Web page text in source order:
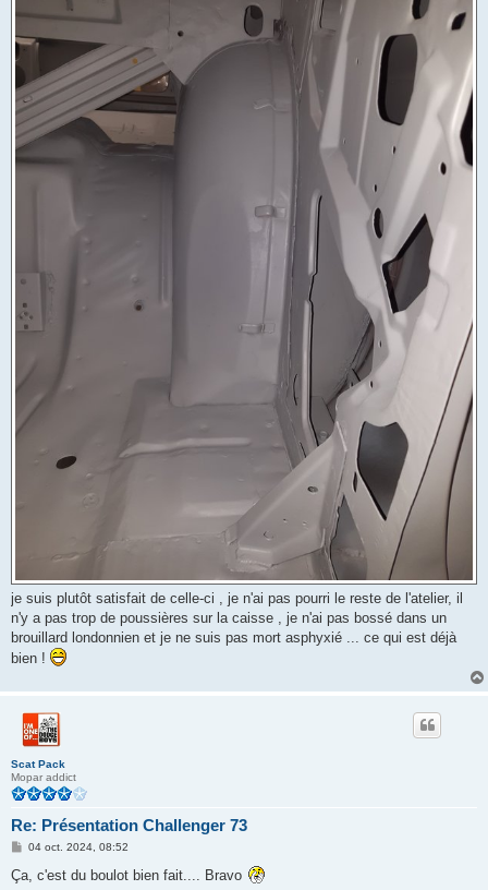
je suis plutôt satisfait de celle-ci , je n'ai pas pourri le reste de l'atelier, il
n'y a pas trop de poussières sur la caisse , je n'ai pas bossé dans un
brouillard londonnien et je ne suis pas mort asphyxié ... ce qui est déjà
bien !
Scat Pack
Mopar addict
Re: Présentation Challenger 73
M
s
04 oct. 2024, 08:52
Ça, c'est du boulot bien fait.... Bravo